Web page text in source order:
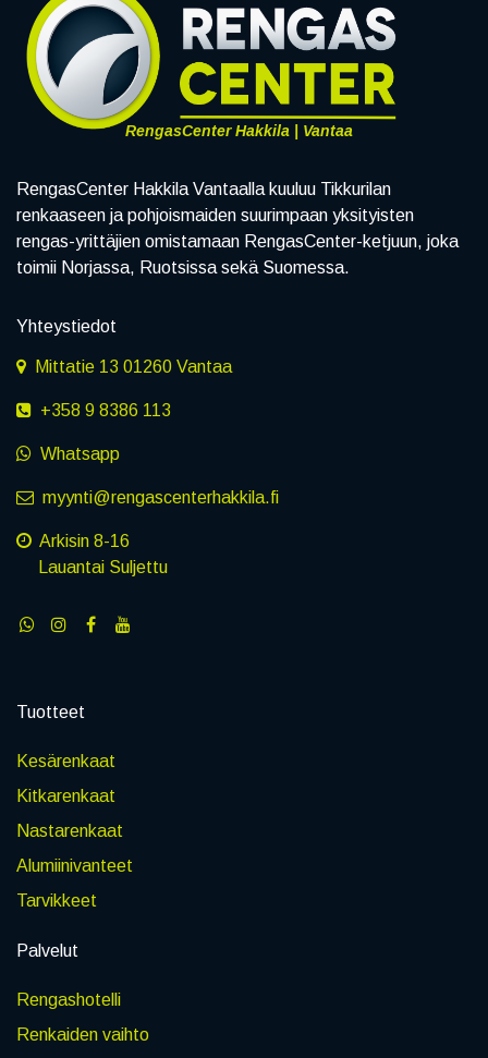
RengasCenter Hakkila | Vantaa
RengasCenter Hakkila Vantaalla kuuluu Tikkurilan
renkaaseen ja pohjoismaiden suurimpaan yksityisten
rengas-yrittäjien omistamaan RengasCenter-ketjuun, joka
toimii Norjassa, Ruotsissa sekä Suomessa.
Yhteystiedot
Mittatie 13 01260 Vantaa
+358 9 8386 113
Whatsapp
myynti@rengascenterhakkila.fi
Arkisin 8-16
Lauantai Suljettu
Tuotteet
Kesärenkaat
Kitkarenkaat
Nastarenkaat
Alumiinivanteet
Tarvikkeet
Palvelut
Rengashotelli
Renkaiden vaihto